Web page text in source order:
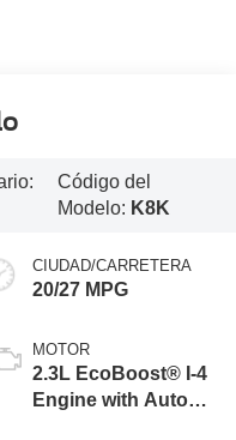
Código del
Modelo: K8K
CIUDAD/CARRETERA
20/27 MPG
MOTOR
2.3L EcoBoost® I-4
Engine with Auto